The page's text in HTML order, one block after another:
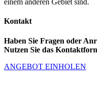
einem anderen Gebiet sind.
Kontakt
Haben Sie Fragen oder
Nutzen Sie das
ANGEBOT EINHOLEN